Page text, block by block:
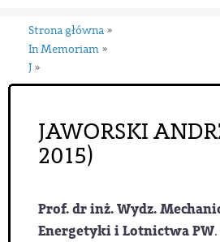
Strona główna »
In Memoriam »
J »
JAWORSKI
2015)
Prof. dr inż. Wydz.
Energetyki i Lotnictwa PW